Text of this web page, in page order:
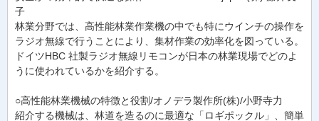
子
林業分野では、高性能林業作業機の中でも特にウインチの操作を
ラジオ無線で行うことにより、集材作業の効率化を図っている。
ドイツHBC 社製ラジオ無線リモコンが日本の林業現場でどのよ
うに使われているかを紹介する。
○高性能林業機械の特徴と役割/オノデラ製作所(株)/小野寺力
紹介する機械は、林道を造るのに最適な「ロギポックル」、簡単